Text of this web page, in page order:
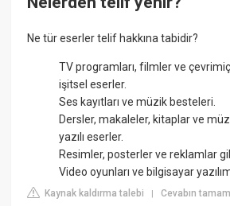
Ne tür eserler telif hakkına tabidir?
TV programları, filmler ve
işitsel eserler.
Ses kayıtları ve müzik besteleri.
Dersler, makaleler, kitaplar ve
yazılı eserler.
Resimler, posterler ve reklamlar
Video oyunları ve bilgisayar
Kaynak kaldırma talebi |Cevabın